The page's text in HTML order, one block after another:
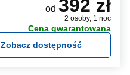
od 392 zł
2 osoby, 1 noc
Cena gwarantowana
Zobacz dostępność